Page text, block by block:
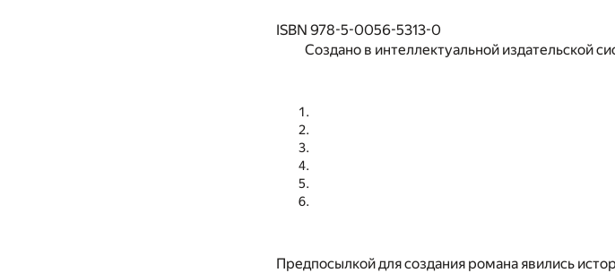
ISBN 978-5-0056-5313-0
Создано в интеллектуальной издательской
Предпосылкой для создания романа явились